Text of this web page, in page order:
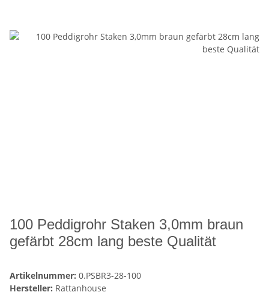
100 Peddigrohr Staken 3,0mm braun
gefärbt 28cm lang beste Qualität
Artikelnummer: 0.PSBR3-28-100
Hersteller: Rattanhouse